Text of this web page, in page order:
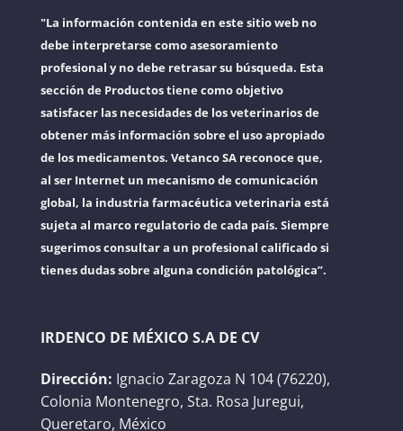
"La información contenida en este sitio web no
debe interpretarse como asesoramiento
profesional y no debe retrasar su búsqueda. Esta
sección de Productos tiene como objetivo
satisfacer las necesidades de los veterinarios de
obtener más información sobre el uso apropiado
de los medicamentos. Vetanco SA reconoce que,
al ser Internet un mecanismo de comunicación
global, la industria farmacéutica veterinaria está
sujeta al marco regulatorio de cada país. Siempre
sugerimos consultar a un profesional calificado si
tienes dudas sobre alguna condición patológica”.
IRDENCO DE MÉXICO S.A DE CV
Dirección: Ignacio Zaragoza N 104 (76220),
Colonia Montenegro, Sta. Rosa Juregui,
Queretaro, México